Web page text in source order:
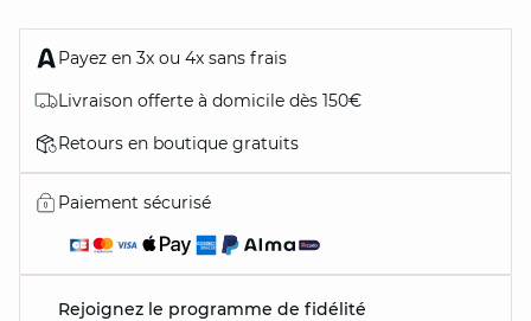
Payez en 3x ou 4x sans frais
Livraison offerte à domicile dès 150€
Retours en boutique gratuits
Paiement sécurisé
Rejoignez le programme de fidélité